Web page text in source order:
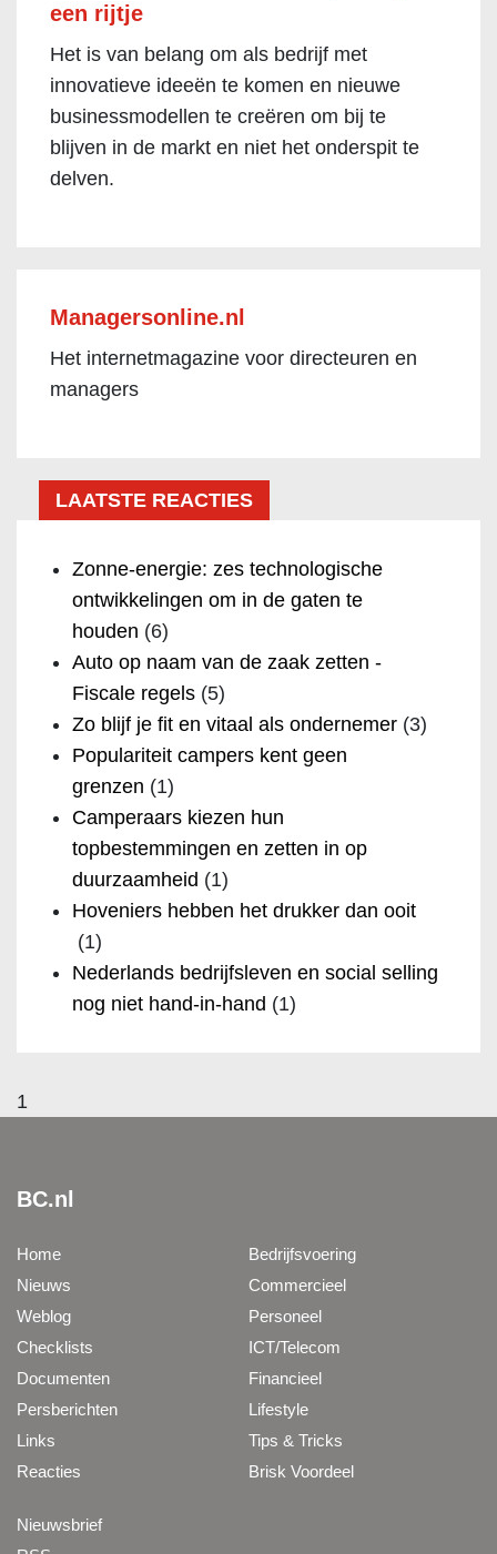
een rijtje
Het is van belang om als bedrijf met
innovatieve ideeën te komen en nieuwe
businessmodellen te creëren om bij te
blijven in de markt en niet het onderspit te
delven.
Managersonline.nl
Het internetmagazine voor directeuren en
managers
LAATSTE REACTIES
Zonne-energie: zes technologische
ontwikkelingen om in de gaten te
houden (6)
Auto op naam van de zaak zetten -
Fiscale regels (5)
Zo blijf je fit en vitaal als ondernemer (3)
Populariteit campers kent geen
grenzen (1)
Camperaars kiezen hun
topbestemmingen en zetten in op
duurzaamheid (1)
Hoveniers hebben het drukker dan ooit
(1)
Nederlands bedrijfsleven en social selling
nog niet hand-in-hand (1)
1
BC.nl
Home
Nieuws
Weblog
Checklists
Documenten
Persberichten
Links
Reacties
Bedrijfsvoering
Commercieel
Personeel
ICT/Telecom
Financieel
Lifestyle
Tips & Tricks
Brisk Voordeel
Nieuwsbrief